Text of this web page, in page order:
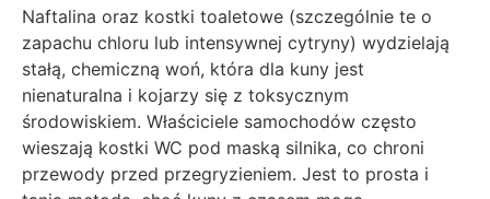
Naftalina oraz kostki toaletowe (szczególnie te o
zapachu chloru lub intensywnej cytryny) wydzielają
stałą, chemiczną woń, która dla kuny jest
nienaturalna i kojarzy się z toksycznym
środowiskiem. Właściciele samochodów często
wieszają kostki WC pod maską silnika, co chroni
przewody przed przegryzieniem. Jest to prosta i